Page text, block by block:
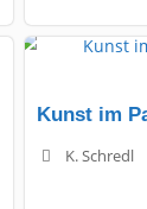
Kunst im
K. Schredl